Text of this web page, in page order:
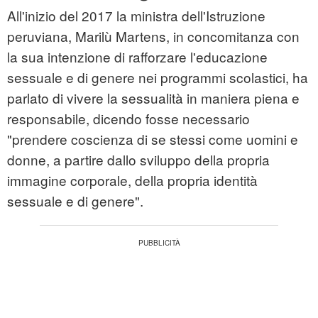
All'inizio del 2017 la ministra dell'Istruzione
peruviana, Marilù Martens, in concomitanza con
la sua intenzione di rafforzare l'educazione
sessuale e di genere nei programmi scolastici, ha
parlato di vivere la sessualità in maniera piena e
responsabile, dicendo fosse necessario
"prendere coscienza di se stessi come uomini e
donne, a partire dallo sviluppo della propria
immagine corporale, della propria identità
sessuale e di genere".